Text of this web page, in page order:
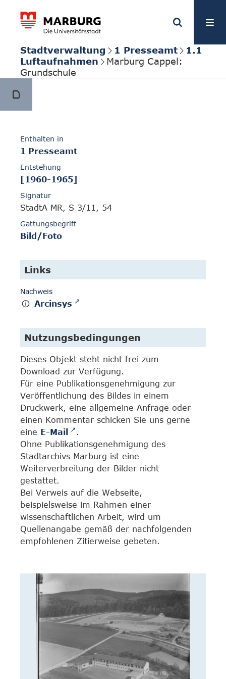
Stadtverwaltung 1 Presseamt
1.1
Luftaufnahmen
Marburg Cappel:
Grundschule
Enthalten in
1 Presseamt
Entstehung
[1960-1965]
Signatur
StadtA MR, S 3/11, 54
Gattungsbegriff
Bild/Foto
Links
Nachweis
Arcinsys
Nutzungsbedingungen
Dieses Objekt steht nicht frei zum
Download zur Verfügung.
Für eine Publikationsgenehmigung zur
Veröffentlichung des Bildes in einem
Druckwerk, eine allgemeine Anfrage oder
einen Kommentar schicken Sie uns gerne
eine E-Mail
.
Ohne Publikationsgenehmigung des
Stadtarchivs Marburg ist eine
Weiterverbreitung der Bilder nicht
gestattet.
Bei Verweis auf die Webseite,
beispielsweise im Rahmen einer
wissenschaftlichen Arbeit, wird um
Quellenangabe gemäß der nachfolgenden
empfohlenen Zitierweise gebeten.